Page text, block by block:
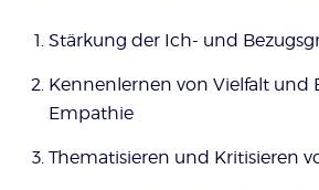
Stärkung der Ich- und
Kennenlernen von Vielfalt und
Empathie
Thematisieren und Kritisieren